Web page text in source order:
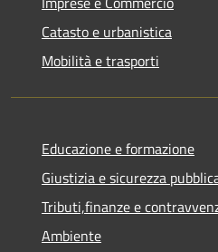
Catasto e urbanistica
Mobilità e trasporti
Educazione e formazione
Giustizia e sicurezza
Tributi,finanze e
Ambiente